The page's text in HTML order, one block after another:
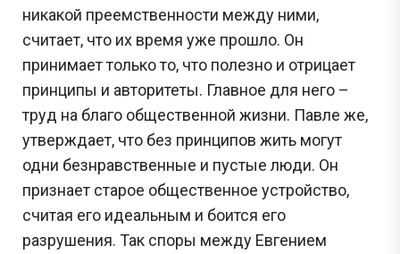
никакой преемственности между ними,
считает, что их время уже прошло. Он
принимает только то, что полезно и отрицает
принципы и авторитеты. Главное для него –
труд на благо общественной жизни. Павле же,
утверждает, что без принципов жить могут
одни безнравственные и пустые люди. Он
признает старое общественное устройство,
считая его идеальным и боится его
разрушения. Так споры между Евгением